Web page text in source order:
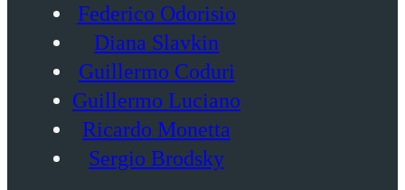
Federico Odorisio
Diana Slavkin
Guillermo Coduri
Guillermo Luciano
Ricardo Monetta
Sergio Brodsky